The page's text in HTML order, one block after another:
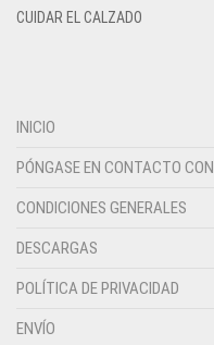
CUIDAR EL CALZADO
INICIO
PÓNGASE EN CONTACTO CON
CONDICIONES GENERALES
DESCARGAS
POLÍTICA DE PRIVACIDAD
ENVÍO